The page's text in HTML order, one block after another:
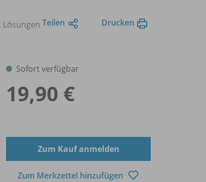
Lösungen Teilen Drucken
Sofort verfügbar
19,90 €
Zum Kauf anmelden
Zum Merkzettel hinzufügen